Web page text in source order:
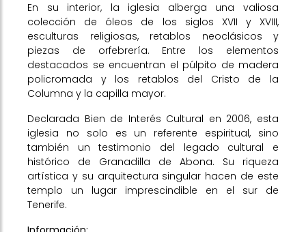
En su interior, la iglesia alberga una valiosa
colección de óleos de los siglos XVII y XVIII,
esculturas religiosas, retablos neoclásicos y
piezas de orfebrería. Entre los elementos
destacados se encuentran el púlpito de madera
policromada y los retablos del Cristo de la
Columna y la capilla mayor.
Declarada Bien de Interés Cultural en 2006, esta
iglesia no solo es un referente espiritual, sino
también un testimonio del legado cultural e
histórico de Granadilla de Abona. Su riqueza
artística y su arquitectura singular hacen de este
templo un lugar imprescindible en el sur de
Tenerife.